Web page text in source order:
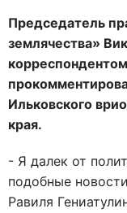
Председатель
землячества»
Ильковского
края.
- Я далек от
подобные
Равиля